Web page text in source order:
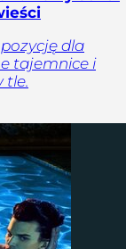
dla
tajemnice i
tle.